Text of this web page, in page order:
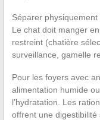
Séparer physiquement
Le chat doit manger
restreint (chatière
surveillance, gamelle
Pour les foyers avec
alimentation humide
l’hydratation. Les
offrent une